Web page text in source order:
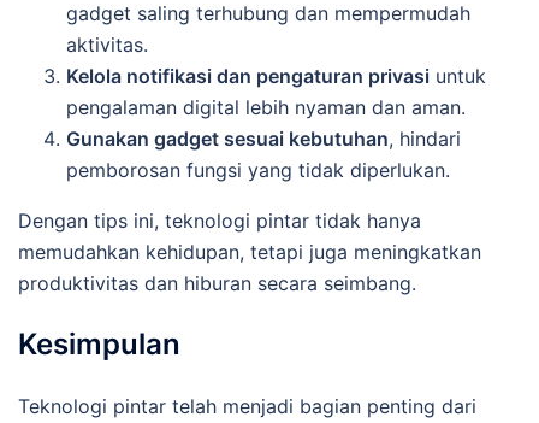
gadget saling terhubung dan mempermudah
aktivitas.
Kelola notifikasi dan pengaturan privasi untuk
pengalaman digital lebih nyaman dan aman.
Gunakan gadget sesuai kebutuhan, hindari
pemborosan fungsi yang tidak diperlukan.
Dengan tips ini, teknologi pintar tidak hanya
memudahkan kehidupan, tetapi juga meningkatkan
produktivitas dan hiburan secara seimbang.
Kesimpulan
Teknologi pintar telah menjadi bagian penting dari